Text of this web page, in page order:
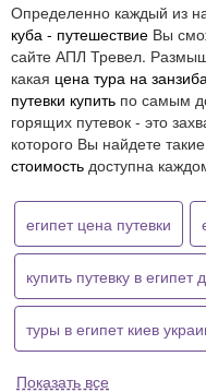
Определенно каждый из
куба - путешествие Вы
сайте АПЛ Тревел.
какая цена тура на
путевки купить по самым
горящих путевок - это
которого Вы найдете
стоимость доступна
египет цена путевки
купить путевку в египет
туры в египет киев
Показать все